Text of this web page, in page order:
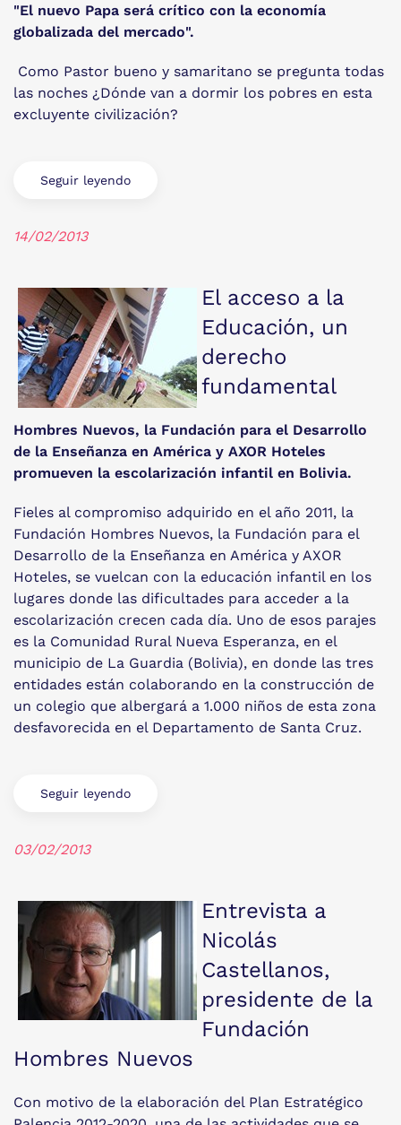
"El nuevo Papa será crítico con la economía
globalizada del mercado".
Como Pastor bueno y samaritano se pregunta todas
las noches ¿Dónde van a dormir los pobres en esta
excluyente civilización?
Seguir leyendo
14/02/2013
El acceso a la
Educación, un
derecho
fundamental
Hombres Nuevos, la Fundación para el Desarrollo
de la Enseñanza en América y AXOR Hoteles
promueven la escolarización infantil en Bolivia.
Fieles al compromiso adquirido en el año 2011, la
Fundación Hombres Nuevos, la Fundación para el
Desarrollo de la Enseñanza en América y AXOR
Hoteles, se vuelcan con la educación infantil en los
lugares donde las dificultades para acceder a la
escolarización crecen cada día. Uno de esos parajes
es la Comunidad Rural Nueva Esperanza, en el
municipio de La Guardia (Bolivia), en donde las tres
entidades están colaborando en la construcción de
un colegio que albergará a 1.000 niños de esta zona
desfavorecida en el Departamento de Santa Cruz.
Seguir leyendo
03/02/2013
Entrevista a
Nicolás
Castellanos,
presidente de la
Fundación
Hombres Nuevos
Con motivo de la elaboración del Plan Estratégico